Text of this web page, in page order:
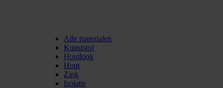
Alle materialen
Kunststof
Houtlook
Hout
Zink
Isolatie